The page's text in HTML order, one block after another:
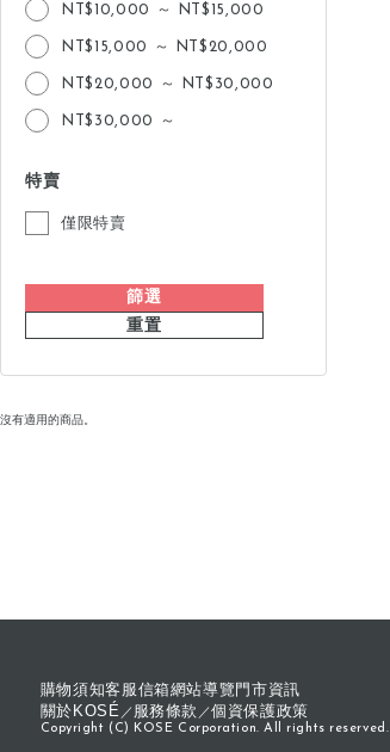
NT$10,000 ～ NT$15,000
NT$15,000 ～ NT$20,000
NT$20,000 ～ NT$30,000
NT$30,000 ～
特賣
僅限特賣
篩選
重置
沒有適用的商品。
購物須知客服信箱網站導覽 門市資訊
關於KOSÉ
服務條款 個資保護政策
Copyright (C) KOSE Corporation. All rights reserved.